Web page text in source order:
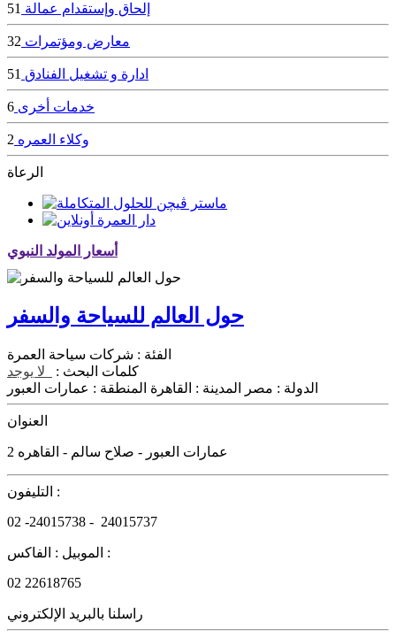
إلحاق وإستقدام عمالة 51
معارض ومؤتمرات 32
ادارة و تشغيل الفنادق 51
خدمات أخرى 6
وكلاء العمره 2
الرعاة
أسعار المولد النبوي
حول العالم للسياحة والسفر
الفئة : شركات سياحة العمرة
كلمات البحث :
لا يوجد
الدولة : مصر المدينة : القاهرة المنطقة : عمارات العبور
العنوان
2 عمارات العبور - صلاح سالم - القاهره
التليفون :
02 -24015738 - 24015737
الموبيل : الفاكس :
02 22618765
راسلنا بالبريد الإلكتروني